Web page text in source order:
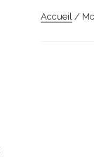
Accueil /